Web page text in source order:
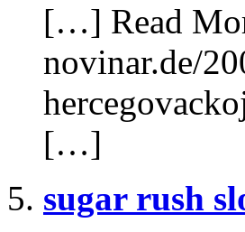
[…] Read
novinar.de/
[…]
sugar rush